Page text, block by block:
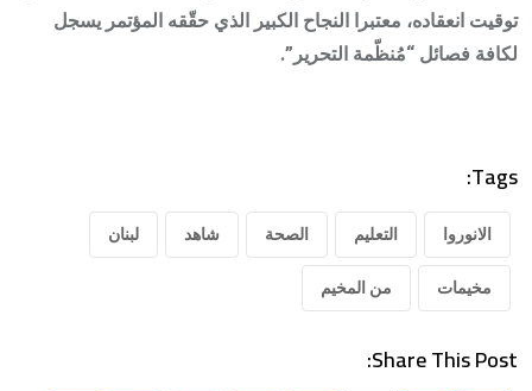
توقيت انعقاده، معتبرا النجاح الكبير الذي حقّقه المؤتمر يسجل
لكافة فصائل “مُنظّمة التحرير”.
Tags:
الانوروا التعليم الصحة شاهد لبنان
مخيمات من المخيم
Share This Post: